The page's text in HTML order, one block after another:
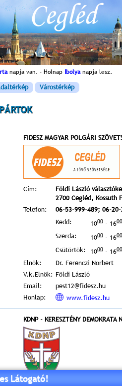
napja van. - Holnap Ibolyanapja lesz.
Várostérkép
PÁRTOK
FIDESZ MAGYAR POLGÁRI
Cím:
Földi László
2700 Cegléd, Kossuth
Telefon:
06-53-999-489; 06-20-
Kedd:
1000 - 1600
Szerda: 1000 - 1600
Csütörtök: 1000 - 1600
Elnök:
Dr. Ferenczi Norbert
V.k.Elnök: Földi László
Email:
pest12@fidesz.hu
Honlap:
www.fidesz.hu
KDNP - KERESZTÉNY DEMOKRATA
Látogató!